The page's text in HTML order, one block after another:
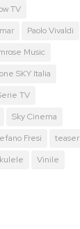
TV
Paolo Vivaldi
Music
SKY Italia
TV
Sky Cinema
Fresi
teaser
Vinile